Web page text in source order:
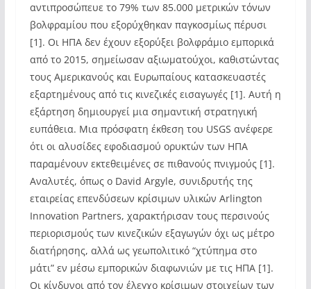
αντιπροσώπευε το 79% των 85.000 μετρικών τόνων
βολφραμίου που εξορύχθηκαν παγκοσμίως πέρυσι
[1]. Οι ΗΠΑ δεν έχουν εξορύξει βολφράμιο εμπορικά
από το 2015, σημείωσαν αξιωματούχοι, καθιστώντας
τους Αμερικανούς και Ευρωπαίους κατασκευαστές
εξαρτημένους από τις κινεζικές εισαγωγές [1]. Αυτή η
εξάρτηση δημιουργεί μια σημαντική στρατηγική
ευπάθεια. Μια πρόσφατη έκθεση του USGS ανέφερε
ότι οι αλυσίδες εφοδιασμού ορυκτών των ΗΠΑ
παραμένουν εκτεθειμένες σε πιθανούς πνιγμούς [1].
Αναλυτές, όπως ο David Argyle, συνιδρυτής της
εταιρείας επενδύσεων κρίσιμων υλικών Arlington
Innovation Partners, χαρακτήρισαν τους περσινούς
περιορισμούς των κινεζικών εξαγωγών όχι ως μέτρο
διατήρησης, αλλά ως γεωπολιτικό “χτύπημα στο
μάτι” εν μέσω εμπορικών διαφωνιών με τις ΗΠΑ [1].
Οι κίνδυνοι από τον έλεγχο κρίσιμων στοιχείων των